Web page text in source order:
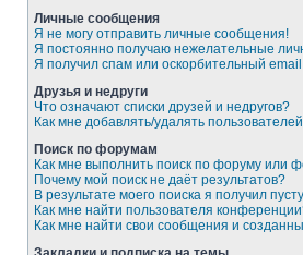
Личные сообщения
Я не могу отправить личные сообщения!
Я постоянно получаю нежелательные
Я получил спам или оскорбительный
Друзья и недруги
Что означают списки друзей и недругов?
Как мне добавлять/удалять
Поиск по форумам
Как мне выполнить поиск по форуму или
Почему мой поиск не даёт результатов?
В результате моего поиска я получил
Как мне найти пользователя
Как мне найти свои сообщения и